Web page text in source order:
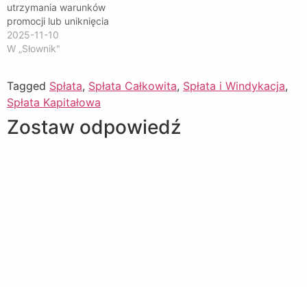
utrzymania warunków
promocji lub uniknięcia
windykacji).
2025-11-10
W „Słownik"
Tagged Spłata, Spłata Całkowita, Spłata i Windykacja,
Spłata Kapitałowa
Zostaw odpowiedź